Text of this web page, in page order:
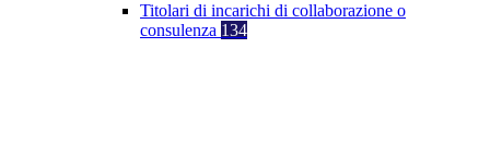
Titolari di incarichi di collaborazione o
consulenza 134